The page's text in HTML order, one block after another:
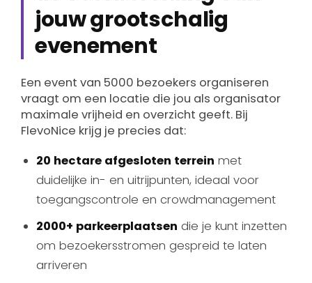
jouw grootschalig
evenement
Een event van 5000 bezoekers organiseren
vraagt om een locatie die jou als organisator
maximale vrijheid en overzicht geeft. Bij
FlevoNice krijg je precies dat:
20 hectare afgesloten terrein met
duidelijke in- en uitrijpunten, ideaal voor
toegangscontrole en crowdmanagement
2000+ parkeerplaatsen die je kunt inzetten
om bezoekersstromen gespreid te laten
arriveren